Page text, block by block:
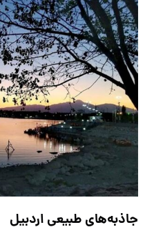
جاذبه‌های طبیعی اردبیل